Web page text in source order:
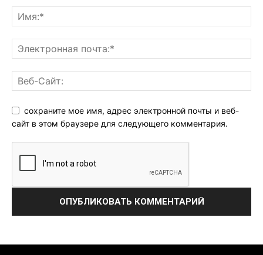
сохраните мое имя, адрес электронной почты и веб-
сайт в этом браузере для следующего комментария.